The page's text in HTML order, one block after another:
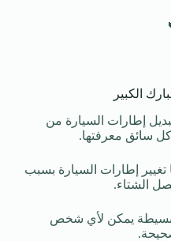
الكبير
إطارات السيارة من
سائق معرفتها.
تغيير إطارات السيارة بسبب
الشتاء.
بسيطة يمكن لأي شخص